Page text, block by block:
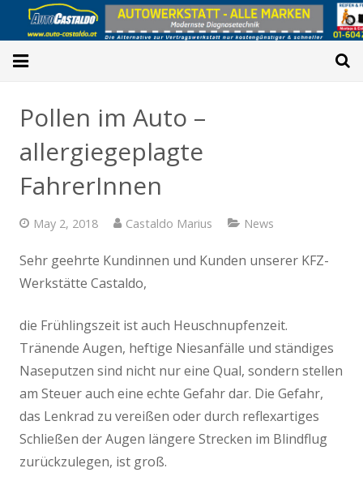
Service&Wartung
Online-Termin
Spenglerei
Oldtimer
Reifen & Felgen
Versicherung
Pollen im Auto –
allergiegeplagte
FahrerInnen
May 2, 2018 Castaldo Marius News
Sehr geehrte Kundinnen und Kunden unserer KFZ-
Werkstätte Castaldo,
die Frühlingszeit ist auch Heuschnupfenzeit.
Tränende Augen, heftige Niesanfälle und ständiges
Naseputzen sind nicht nur eine Qual, sondern stellen
am Steuer auch eine echte Gefahr dar. Die Gefahr,
das Lenkrad zu vereißen oder durch reflexartiges
Schließen der Augen längere Strecken im Blindflug
zurückzulegen, ist groß.